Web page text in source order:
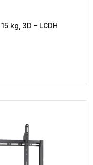
kg, 3D – LCDH